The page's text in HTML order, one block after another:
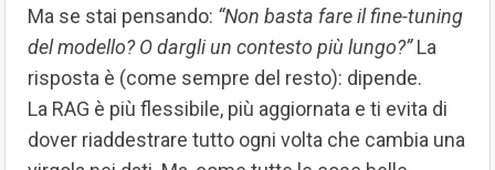
Ma se stai pensando: “Non basta fare il fine-tuning
del modello? O dargli un contesto più lungo?”La
risposta è (come sempre del resto): dipende.
La RAG è più flessibile, più aggiornata e ti evita di
dover riaddestrare tutto ogni volta che cambia una